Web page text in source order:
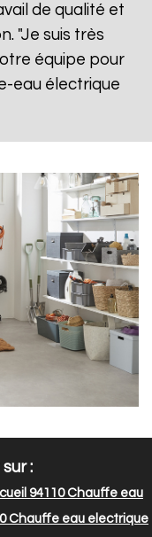
de qualité et
"Je suis très
équipe pour
eau électrique
:
94110Chauffe eau
Chauffe eau electrique